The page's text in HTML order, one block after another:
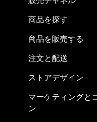
商品を探す
商品を販売する
注文と配送
ストアデザイン
マーケティングと
ン